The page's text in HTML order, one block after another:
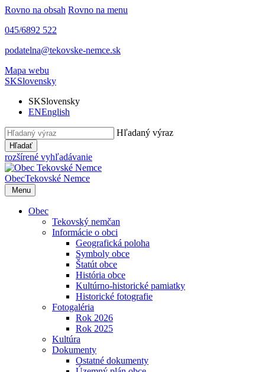
Rovno na obsah Rovno na menu
045/6892 522
podatelna@tekovske-nemce.sk
Mapa webu
SKSlovensky
SKSlovensky
ENEnglish
Hľadaný výraz
Hľadať
rozšírené vyhľadávanie
ObecTekovské Nemce
Menu
Obec
Tekovský nemčan
Informácie o obci
Geografická poloha
Symboly obce
Štatút obce
História obce
Kultúrno-historické pamiatky
Historické fotografie
Fotogaléria
Rok 2026
Rok 2025
Kultúra
Dokumenty
Ostatné dokumenty